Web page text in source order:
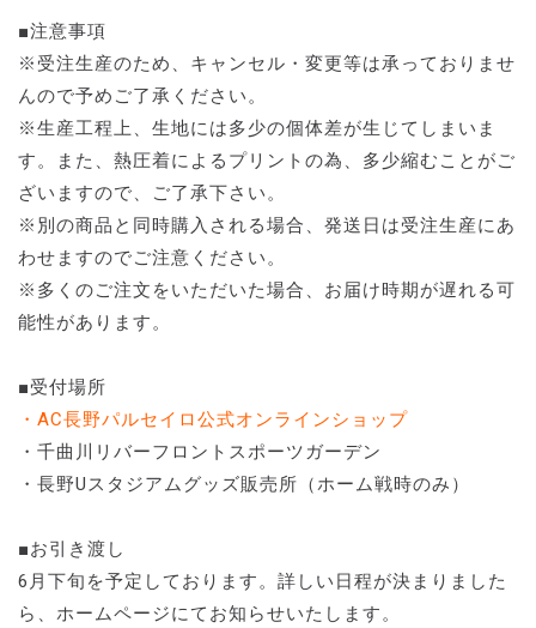
■注意事項
※受注生産のため、キャンセル・変更等は承っておりませ
んので予めご了承ください。
※生産工程上、生地には多少の個体差が生じてしまいま
す。また、熱圧着によるプリントの為、多少縮むことがご
ざいますので、ご了承下さい。
※別の商品と同時購入される場合、発送日は受注生産にあ
わせますのでご注意ください。
※多くのご注文をいただいた場合、お届け時期が遅れる可
能性があります。
■受付場所
・AC長野パルセイロ公式オンラインショップ
・千曲川リバーフロントスポーツガーデン
・長野Uスタジアムグッズ販売所（ホーム戦時のみ）
■お引き渡し
6月下旬を予定しております。詳しい日程が決まりました
ら、ホームページにてお知らせいたします。